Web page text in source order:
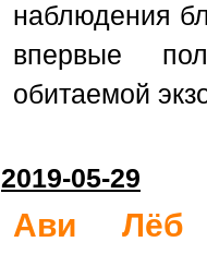
наблюдения
впервые
обитаемой
2019-05-29
Ави Лёб